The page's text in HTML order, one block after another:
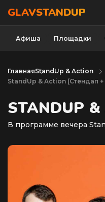
GLAVSTANDUP
Афиша Площадки
ГлавнаяStandUp & Action
StandUp & Action (Cтендап
STANDUP &
В программе вечера